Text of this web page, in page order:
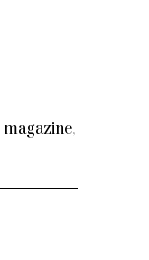
magazine,